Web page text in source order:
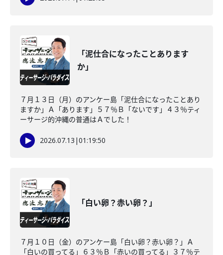
「泥仕合になったことあります
か」
７月１３日（月）のアンケー島「泥仕合になったことあり
ますか」Ａ「あります」５７％Ｂ「ないです」４３％ティ
ーサージ的沖縄の普通はＡでした！
2026.07.13 |01:19:50
「白い卵？赤い卵？」
７月１０日（金）のアンケー島「白い卵？赤い卵？」Ａ
「白いの買ってる」６３％Ｂ「赤いの買ってる」３７％テ